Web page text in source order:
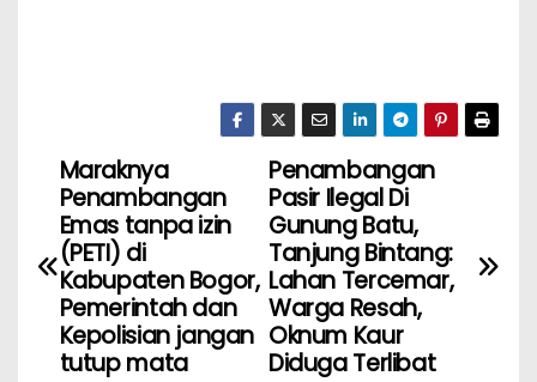
Penambangan
Pasir Ilegal Di
Gunung Batu,
Tanjung Bintang:
Lahan Tercemar,
Warga Resah,
Oknum Kaur
Diduga Terlibat
Maraknya
Penambangan
Emas tanpa izin
(PETI) di
Kabupaten Bogor,
Pemerintah dan
Kepolisian jangan
tutup mata